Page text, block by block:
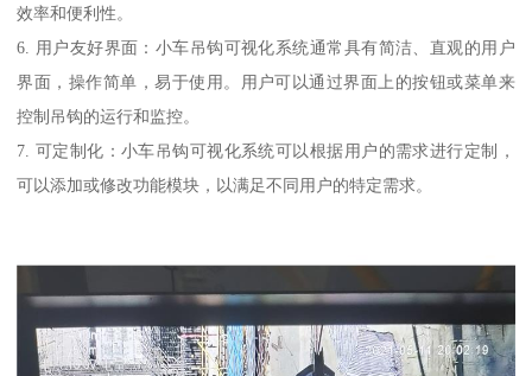
效率和便利性。
6. 用户友好界面：小车吊钩可视化系统通常具有简洁、直观的用户
界面，操作简单，易于使用。用户可以通过界面上的按钮或菜单来
控制吊钩的运行和监控。
7. 可定制化：小车吊钩可视化系统可以根据用户的需求进行定制，
可以添加或修改功能模块，以满足不同用户的特定需求。